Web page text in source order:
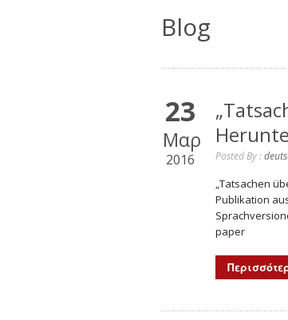
Blog
23
Μαρ
2016 Posted By :
„Tatsachen
Publikation
paper